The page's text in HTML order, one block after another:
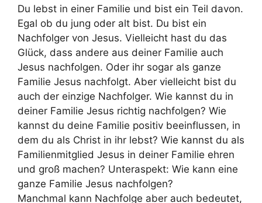
Du lebst in einer Familie und bist ein Teil davon.
Egal ob du jung oder alt bist. Du bist ein
Nachfolger von Jesus. Vielleicht hast du das
Glück, dass andere aus deiner Familie auch
Jesus nachfolgen. Oder ihr sogar als ganze
Familie Jesus nachfolgt. Aber vielleicht bist du
auch der einzige Nachfolger. Wie kannst du in
deiner Familie Jesus richtig nachfolgen? Wie
kannst du deine Familie positiv beeinflussen, in
dem du als Christ in ihr lebst? Wie kannst du als
Familienmitglied Jesus in deiner Familie ehren
und groß machen? Unteraspekt: Wie kann eine
ganze Familie Jesus nachfolgen?
Manchmal kann Nachfolge aber auch bedeutet,